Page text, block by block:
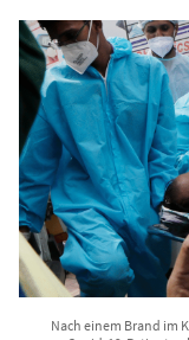
Nach einem Brand im